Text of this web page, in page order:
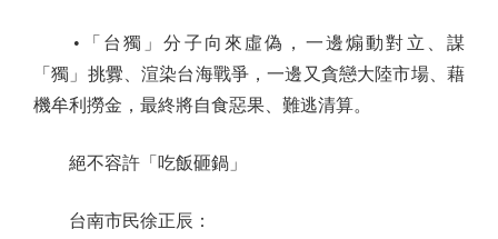
•「台獨」分子向來虛偽，一邊煽動對立、謀
「獨」挑釁、渲染台海戰爭，一邊又貪戀大陸市場、藉
機牟利撈金，最終將自食惡果、難逃清算。
絕不容許「吃飯砸鍋」
台南市民徐正辰：